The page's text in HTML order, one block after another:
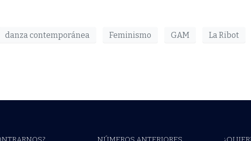
danza contemporánea Feminismo GAM La Ribot